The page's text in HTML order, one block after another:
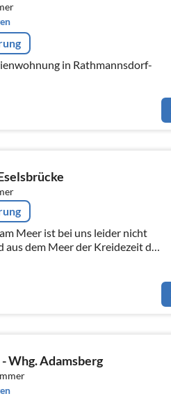
in Rathmannsdorf-
dem Meer der Kreidezeit die
Elbsandsteingebirges.
Whg. Adamsberg